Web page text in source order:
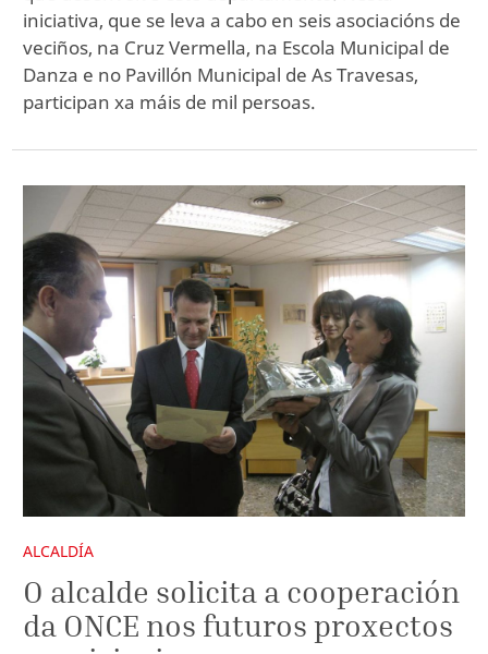
iniciativa, que se leva a cabo en seis asociacións de
veciños, na Cruz Vermella, na Escola Municipal de
Danza e no Pavillón Municipal de As Travesas,
participan xa máis de mil persoas.
ALCALDÍA
O alcalde solicita a cooperación
da ONCE nos futuros proxectos